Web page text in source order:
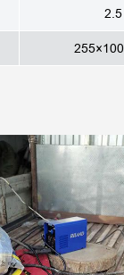
2.5